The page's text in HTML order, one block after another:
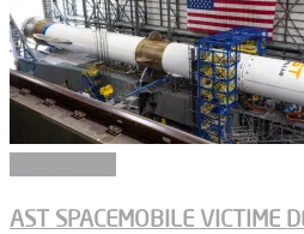
AST SPACEMOBILE VICTIME